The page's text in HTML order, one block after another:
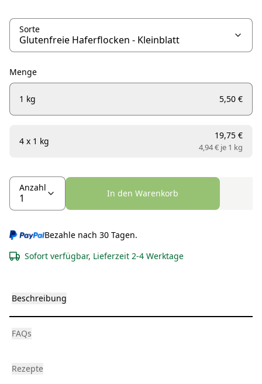
Sorte
Menge
1 kg 5,50 €
4 x 1 kg
19,75 €
4,94 € je 1 kg
Anzahl
In den Warenkorb
Bezahle nach 30 Tagen.
Sofort verfügbar, Lieferzeit 2-4 Werktage
Beschreibung
FAQs
Rezepte